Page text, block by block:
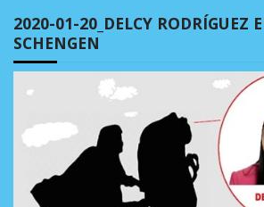
2020-01-20_DELCY RODRÍGUEZ
SCHENGEN